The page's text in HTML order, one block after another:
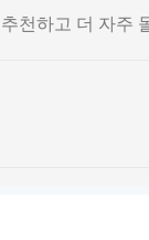
천하고 더 자주